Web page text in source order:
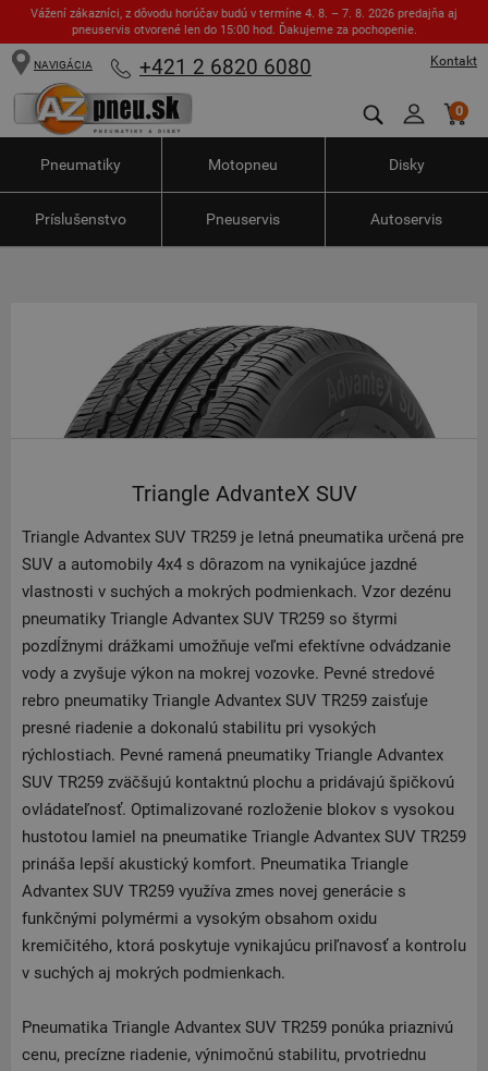
Vážení zákazníci, z dôvodu horúčav budú v termíne 4. 8. – 7. 8. 2026 predajňa aj
pneuservis otvorené len do 15:00 hod. Ďakujeme za pochopenie.
Kontakt
NAVIGÁCIA +421 2 6820 6080
0
Pneumatiky Motopneu Disky
Príslušenstvo Pneuservis Autoservis
Triangle AdvanteX SUV
Triangle Advantex SUV TR259 je letná pneumatika určená pre
SUV a automobily 4x4 s dôrazom na vynikajúce jazdné
vlastnosti v suchých a mokrých podmienkach. Vzor dezénu
pneumatiky Triangle Advantex SUV TR259 so štyrmi
pozdĺžnymi drážkami umožňuje veľmi efektívne odvádzanie
vody a zvyšuje výkon na mokrej vozovke. Pevné stredové
rebro pneumatiky Triangle Advantex SUV TR259 zaisťuje
presné riadenie a dokonalú stabilitu pri vysokých
rýchlostiach. Pevné ramená pneumatiky Triangle Advantex
SUV TR259 zväčšujú kontaktnú plochu a pridávajú špičkovú
ovládateľnosť. Optimalizované rozloženie blokov s vysokou
hustotou lamiel na pneumatike Triangle Advantex SUV TR259
prináša lepší akustický komfort. Pneumatika Triangle
Advantex SUV TR259 využíva zmes novej generácie s
funkčnými polymérmi a vysokým obsahom oxidu
kremičitého, ktorá poskytuje vynikajúcu priľnavosť a kontrolu
v suchých aj mokrých podmienkach.
Pneumatika Triangle Advantex SUV TR259 ponúka priaznivú
cenu, precízne riadenie, výnimočnú stabilitu, prvotriednu